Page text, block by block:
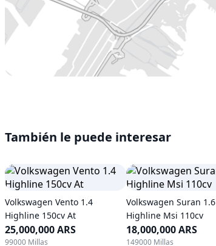
También le puede interesar
Volkswagen Vento 1.4
Highline 150cv At
25,000,000 ARS
99000 Millas
Volkswagen Suran 1.6
Highline Msi 110cv
18,000,000 ARS
149000 Millas